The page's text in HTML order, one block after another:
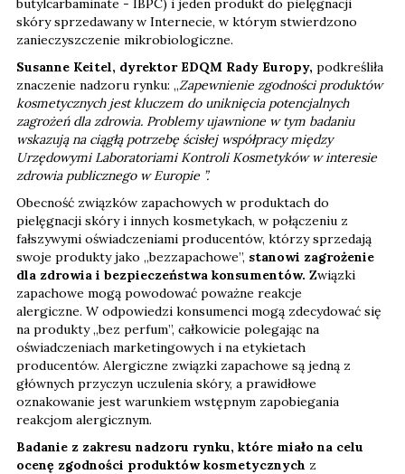
butylcarbaminate - IBPC) i jeden produkt do pielęgnacji
skóry sprzedawany w Internecie, w którym stwierdzono
zanieczyszczenie mikrobiologiczne.
Susanne Keitel, dyrektor EDQM Rady Europy, podkreśliła
znaczenie nadzoru rynku: „Zapewnienie zgodności produktów
kosmetycznych jest kluczem do uniknięcia potencjalnych
zagrożeń dla zdrowia. Problemy ujawnione w tym badaniu
wskazują na ciągłą potrzebę ścisłej współpracy między
Urzędowymi Laboratoriami Kontroli Kosmetyków w interesie
zdrowia publicznego w Europie ”.
Obecność związków zapachowych w produktach do
pielęgnacji skóry i innych kosmetykach, w połączeniu z
fałszywymi oświadczeniami producentów, którzy sprzedają
swoje produkty jako „bezzapachowe”, stanowi zagrożenie
dla zdrowia i bezpieczeństwa konsumentów. Związki
zapachowe mogą powodować poważne reakcje
alergiczne. W odpowiedzi konsumenci mogą zdecydować się
na produkty „bez perfum”, całkowicie polegając na
oświadczeniach marketingowych i na etykietach
producentów. Alergiczne związki zapachowe są jedną z
głównych przyczyn uczulenia skóry, a prawidłowe
oznakowanie jest warunkiem wstępnym zapobiegania
reakcjom alergicznym.
Badanie z zakresu nadzoru rynku, które miało na celu
ocenę zgodności produktów kosmetycznych z